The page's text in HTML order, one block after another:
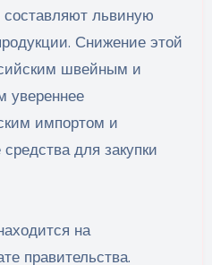
составляют львиную
Снижение этой
швейным и
увереннее
импортом и
для закупки
на
правительства.